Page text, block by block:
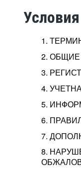
1.
2.
3.
4.
5.
6.
7.
8.